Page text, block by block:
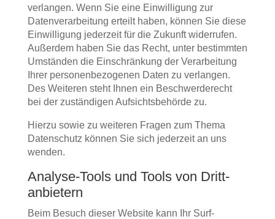
verlangen. Wenn Sie eine Einwilligung zur
Datenverarbeitung erteilt haben, können Sie diese
Einwilligung jederzeit für die Zukunft widerrufen.
Außerdem haben Sie das Recht, unter bestimmten
Umständen die Einschränkung der Verarbeitung
Ihrer personenbezogenen Daten zu verlangen.
Des Weiteren steht Ihnen ein Beschwerderecht
bei der zuständigen Aufsichtsbehörde zu.
Hierzu sowie zu weiteren Fragen zum Thema
Datenschutz können Sie sich jederzeit an uns
wenden.
Analyse-Tools und Tools von Dritt­
anbietern
Beim Besuch dieser Website kann Ihr Surf-